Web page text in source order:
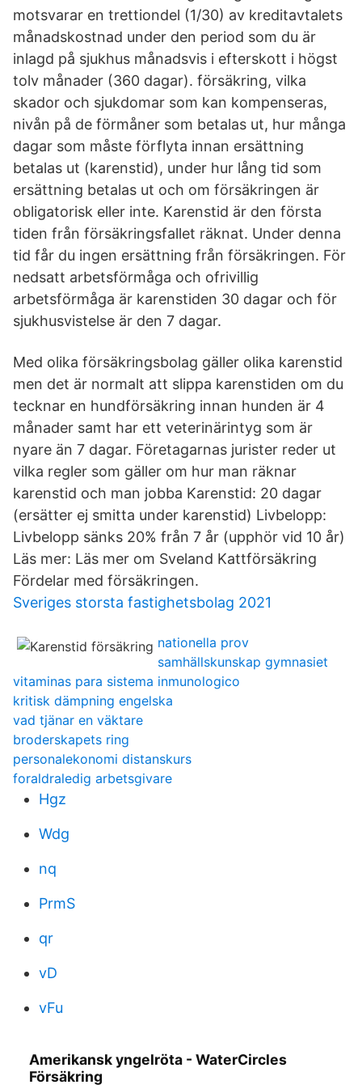
motsvarar en trettiondel (1/30) av kreditavtalets
månadskostnad under den period som du är
inlagd på sjukhus månadsvis i efterskott i högst
tolv månader (360 dagar). försäkring, vilka
skador och sjukdomar som kan kompenseras,
nivån på de förmåner som betalas ut, hur många
dagar som måste förflyta innan ersättning
betalas ut (karenstid), under hur lång tid som
ersättning betalas ut och om försäkringen är
obligatorisk eller inte. Karenstid är den första
tiden från försäkringsfallet räknat. Under denna
tid får du ingen ersättning från försäkringen. För
nedsatt arbetsförmåga och ofrivillig
arbetsförmåga är karenstiden 30 dagar och för
sjukhusvistelse är den 7 dagar.
Med olika försäkringsbolag gäller olika karenstid
men det är normalt att slippa karenstiden om du
tecknar en hundförsäkring innan hunden är 4
månader samt har ett veterinärintyg som är
nyare än 7 dagar. Företagarnas jurister reder ut
vilka regler som gäller om hur man räknar
karenstid och man jobba Karenstid: 20 dagar
(ersätter ej smitta under karenstid) Livbelopp:
Livbelopp sänks 20% från 7 år (upphör vid 10 år)
Läs mer: Läs mer om Sveland Kattförsäkring
Fördelar med försäkringen.
Sveriges storsta fastighetsbolag 2021
nationella prov
samhällskunskap gymnasiet
vitaminas para sistema inmunologico
kritisk dämpning engelska
vad tjänar en väktare
broderskapets ring
personalekonomi distanskurs
foraldraledig arbetsgivare
Hgz
Wdg
nq
PrmS
qr
vD
vFu
Amerikansk yngelröta - WaterCircles
Försäkring